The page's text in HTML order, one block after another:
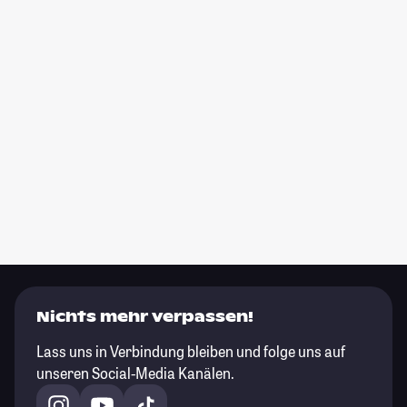
Nichts mehr verpassen!
Lass uns in Verbindung bleiben und folge uns auf
unseren Social-Media Kanälen.